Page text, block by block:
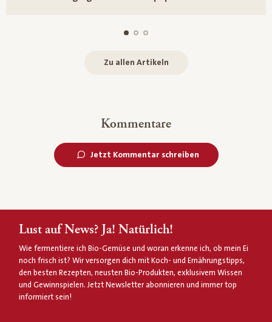
Zu allen Artikeln
Kommentare
Jetzt Kommentar schreiben
Lust auf News? Ja! Natürlich!
Wie fermentiere ich Bio-Gemüse und woran erkenne ich, ob mein Ei
noch frisch ist? Wir versorgen dich mit Koch- und Ernährungstipps,
den besten Rezepten, neusten Bio-Produkten, exklusivem Wissen
und Gewinnspielen. Jetzt Newsletter abonnieren und immer top
informiert sein!